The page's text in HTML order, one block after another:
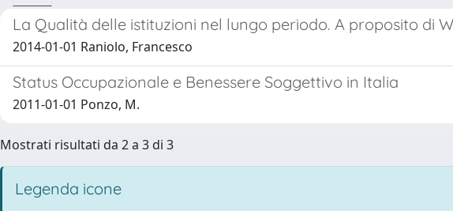
La Qualità delle istituzioni nel lungo periodo. A proposito di
2014-01-01 Raniolo, Francesco
Status Occupazionale e Benessere Soggettivo in Italia
2011-01-01 Ponzo, M.
Mostrati risultati da 2 a 3 di 3
Legenda icone